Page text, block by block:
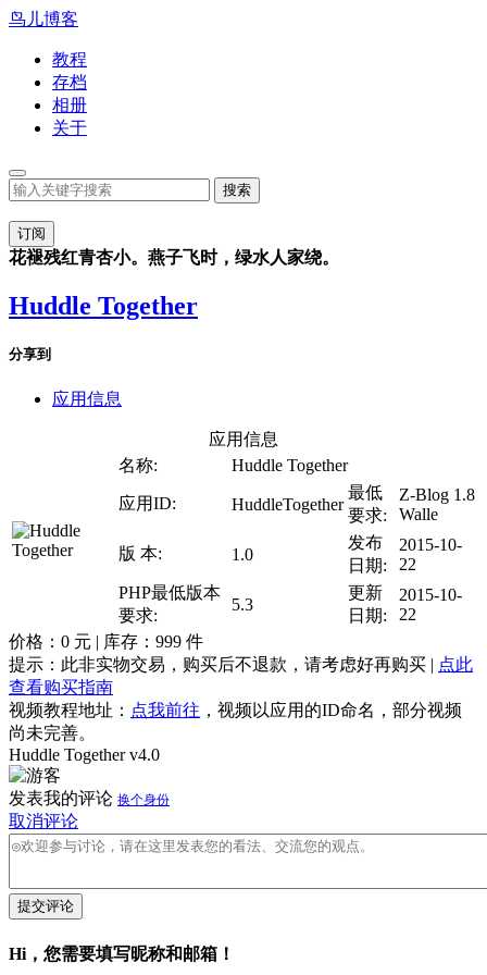
鸟儿博客
教程
存档
相册
关于
订阅
花褪残红青杏小。燕子飞时，绿水人家绕。
Huddle Together
分享到
应用信息
应用信息
名称:
Huddle Together
应用ID: HuddleTogether
最低
要求:
Z-Blog 1.8
Walle
版 本: 1.0
发布
日期:
2015-10-
22
PHP最低版本
要求:
5.3
更新
日期:
2015-10-
22
价格： 0 元 | 库存： 999 件
提示：此非实物交易，购买后不退款，请考虑好再购买 | 点此
查看购买指南
视频教程地址： 点我前往 ，视频以应用的ID命名，部分视频
尚未完善。
Huddle Together v4.0
发表我的评论 换个身份
取消评论
提交评论
Hi，您需要填写昵称和邮箱！